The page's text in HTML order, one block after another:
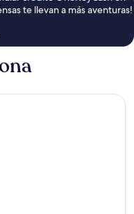
te llevan a más aventuras!